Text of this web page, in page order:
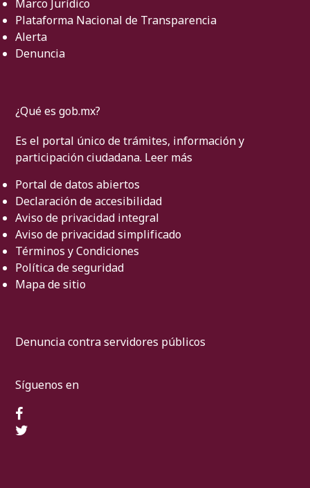
Marco Jurídico
Plataforma Nacional de Transparencia
Alerta
Denuncia
¿Qué es gob.mx?
Es el portal único de trámites, información y
participación ciudadana. Leer más
Portal de datos abiertos
Declaración de accesibilidad
Aviso de privacidad integral
Aviso de privacidad simplificado
Términos y Condiciones
Política de seguridad
Mapa de sitio
Denuncia contra servidores públicos
Síguenos en